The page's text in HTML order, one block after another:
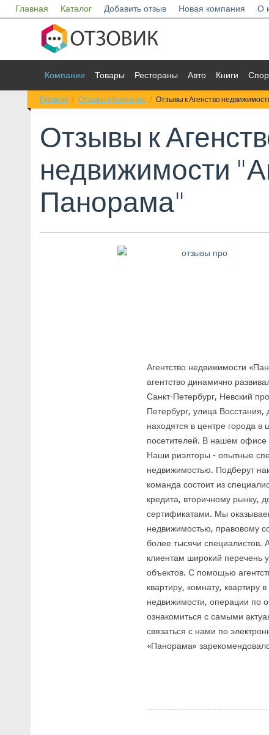
Главная Каталог Добавить отзыв Новая компания О
Компании Товары Рестораны Авто Книги
Главная Отзывы к Компании Отзывы к Агенство
Отзывы к
недвижимости
Панорама"
Агентство недвижимости
агентство динамично
Санкт-Петербург, Невский
Петербург, улица
находятся в центре города в
посетителей. В нашем офисе
Наши риэлторы - опытные
недвижимостью. Подберут
команда состоит из
кредита, вторичному рынку,
сертификатами. Мы
недвижимостью, правовому
более тысячи специалистов.
клиентам широкий перечень
объектов. С помощью
квартиру, комнату, квартиру
недвижимости, операции по
ознакомиться с самыми
связаться с нами по
«Панорама»